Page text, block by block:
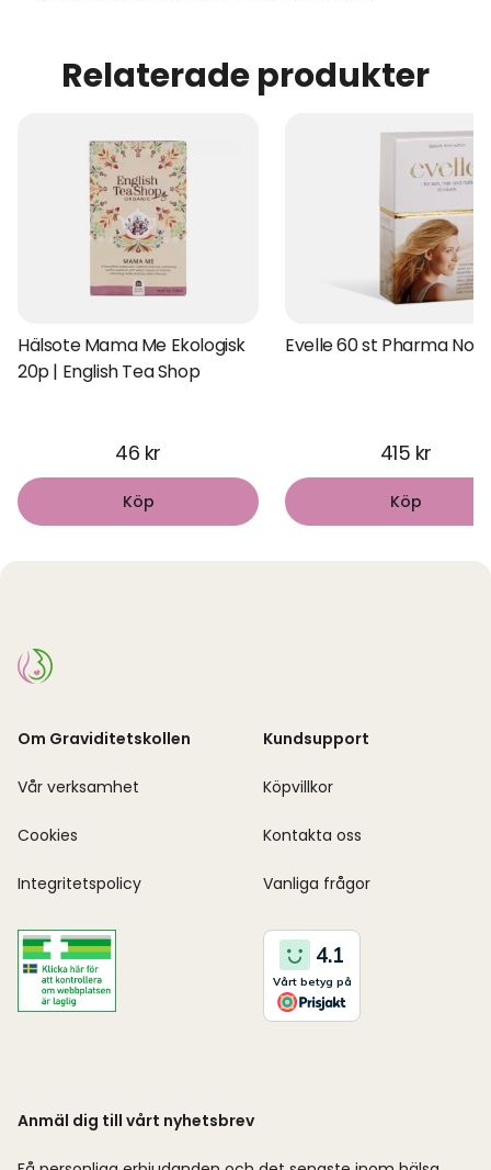
Relaterade produkter
Hälsote Mama Me Ekologisk
20p | English Tea Shop
46 kr
Köp
Evelle 60 st Pharma Nord
415 kr
Köp
Om Graviditetskollen
Vår verksamhet
Cookies
Integritetspolicy
Kundsupport
Köpvillkor
Kontakta oss
Vanliga frågor
Anmäl dig till vårt nyhetsbrev